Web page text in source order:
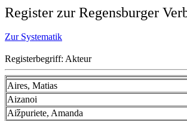
Register zur Regensburger
Zur Systematik
Registerbegriff: Akteur
Aires, Matias
Aizanoi
Ai︣zpuriete, Amanda